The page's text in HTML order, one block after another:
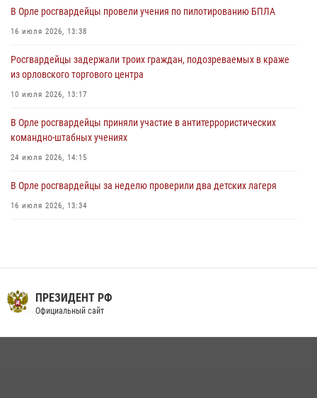
Жительница Мценска сдала в Росгвардию незарегистрированное
31 июля 2026, 13:16
В Орле росгвардейцы провели учения по пилотированию БПЛА
16 июля 2026, 13:38
Росгвардейцы задержали троих граждан, подозреваемых в краже
из орловского торгового центра
10 июля 2026, 13:17
В Орле росгвардейцы приняли участие в антитеррористических
командно-штабных учениях
24 июля 2026, 14:15
В Орле росгвардейцы за неделю проверили два детских лагеря
16 июля 2026, 13:34
13 июля 2026, 14:29
Сотрудники Росгвардии пресекли дебош в орловском кафе
30 июля 2026, 14:27
ПРЕЗИДЕНТ РФ
Официальный сайт